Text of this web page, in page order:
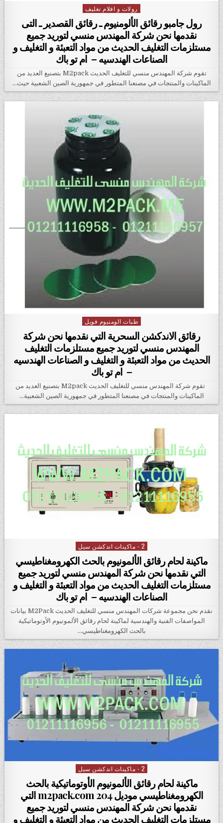
Posted in
رولات و افلام تغليف
رول جامبو رقائق الألومنيوم ـ رقائق القصدير ـ التى
نقدمها نحن شركة المهندس منسي لتوريد جميع
مستلزمات التغليف الحديث من مواد التعبئة و التغليف و
الصناعات الهندسيه – ام تو باك
تقوم شركة المهندس منسي للتغليف الحديث M2pack بتصنيع العديد من
الماكينات والمنتجات في مصنعنا المتطور في جمهورية الصين الشعبية حيث…
Posted in
طبات الومنيوم فويل
رقائق الاندكشن السحرية التي نقدمها نحن شركة
المهندس منسي لتوريد جميع مستلزمات التغليف
الحديث من مواد التعبئة و التغليف و الصناعات الهندسيه
– ام تو باك
تقوم شركة المهندس منسي للتغليف الحديث M2pack بتصنيع العديد من
الماكينات والمنتجات في مصنعنا المتطور في جمهورية الصين الشعبية…
Posted in
2 - ماكينات اندكشن سيل
ماكينة لحام رقائق الألمونيوم بالحث الكهرومغناطيسي
التي نقدمها نحن شركة المهندس منسي لتوريد جميع
مستلزمات التغليف الحديث من مواد التعبئة و التغليف و
الصناعات الهندسيه – ام تو باك
نقدم نحن مجموعة شركات المهندس منسي للتغليف الحديث M2Pack بيانات
المواصفات الفنية والهندسية لماكينة لحام رقائق الألمونيوم الأوتوماتيكية
بالحث الكهرومغناطيسي…
Posted in
2 - ماكينات اندكشن سيل
ماكينة لحام رقائق الألمونيوم الأوتوماتيكية بالحث
الكهرومغناطيسي موديل m2pack.com 204 التي
نقدمها نحن شركة المهندس منسي لتوريد جميع
مستلزمات التغليف الحديث من مواد التعبئة و التغليف و